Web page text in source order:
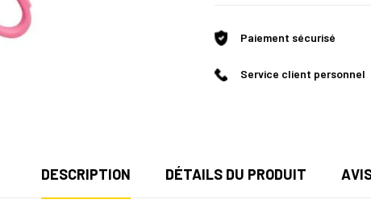
Paiement sécurisé
Service client personnel
DESCRIPTION DÉTAILS DU PRODUIT